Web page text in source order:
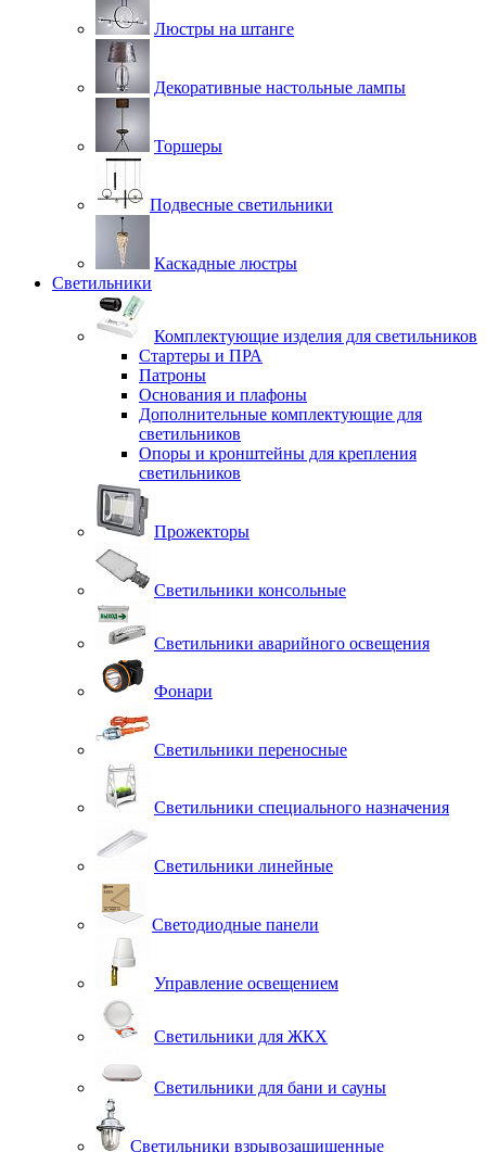
Люстры на штанге
Декоративные настольные лампы
Торшеры
Подвесные светильники
Каскадные люстры
Светильники
Комплектующие изделия для светильников
Стартеры и ПРА
Патроны
Основания и плафоны
Дополнительные комплектующие для
светильников
Опоры и кронштейны для крепления
светильников
Прожекторы
Светильники консольные
Светильники аварийного освещения
Фонари
Светильники переносные
Светильники специального назначения
Светильники линейные
Светодиодные панели
Управление освещением
Светильники для ЖКХ
Светильники для бани и сауны
Светильники взрывозащищенные